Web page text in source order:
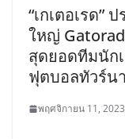
“เกเตอเรด”
ใหญ่
สุดยอดทีมนัก
ฟุตบอลทัวร์น
พฤศจิกายน 11, 2023